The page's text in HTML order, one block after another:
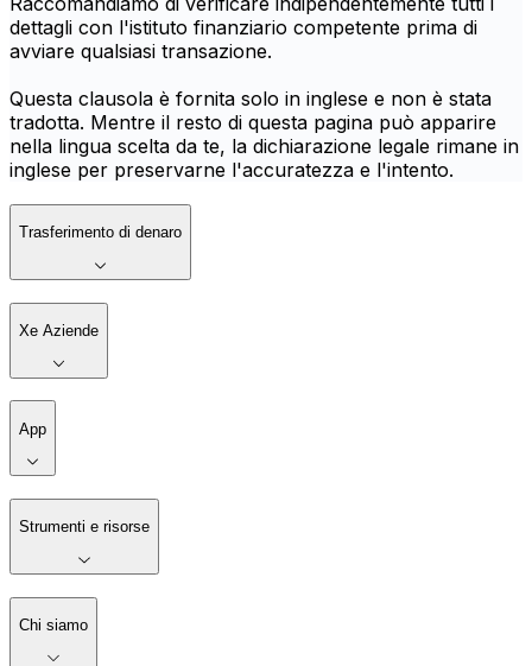
dettagli con l'istituto finanziario competente prima di
avviare qualsiasi transazione.
Questa clausola è fornita solo in inglese e non è stata
tradotta. Mentre il resto di questa pagina può apparire
nella lingua scelta da te, la dichiarazione legale rimane in
inglese per preservarne l'accuratezza e l'intento.
Trasferimento di denaro
Xe Aziende
App
Strumenti e risorse
Chi siamo